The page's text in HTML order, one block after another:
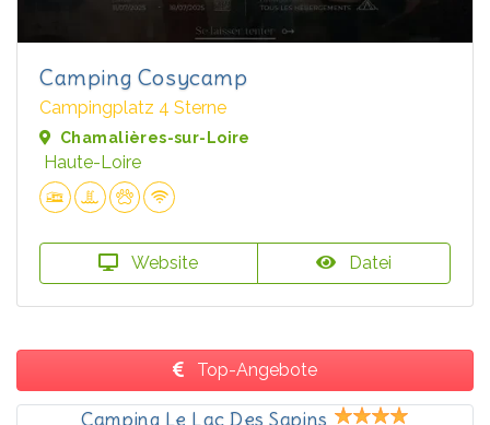
Camping Cosycamp
Campingplatz 4 Sterne
Chamalières-sur-Loire
Haute-Loire
Website Datei
Top-Angebote
Camping Le Lac Des Sapins